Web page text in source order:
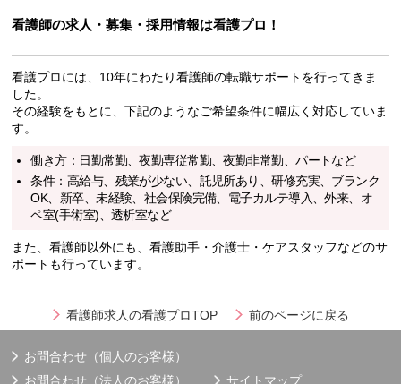
看護師の求人・募集・採用情報は看護プロ！
看護プロには、10年にわたり看護師の転職サポートを行ってきま
した。
その経験をもとに、下記のようなご希望条件に幅広く対応していま
す。
働き方：日勤常勤、夜勤専従常勤、夜勤非常勤、パートなど
条件：高給与、残業が少ない、託児所あり、研修充実、ブランク
OK、新卒、未経験、社会保険完備、電子カルテ導入、外来、オ
ペ室(手術室)、透析室など
また、看護師以外にも、看護助手・介護士・ケアスタッフなどのサ
ポートも行っています。
看護師求人の看護プロTOP 前のページに戻る
お問合わせ（個人のお客様）
お問合わせ（法人のお客様）
サイトマップ